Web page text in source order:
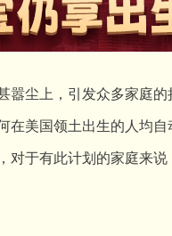
尘上，引发众多家庭的
在美国领土出生的人均
于有此计划的家庭来